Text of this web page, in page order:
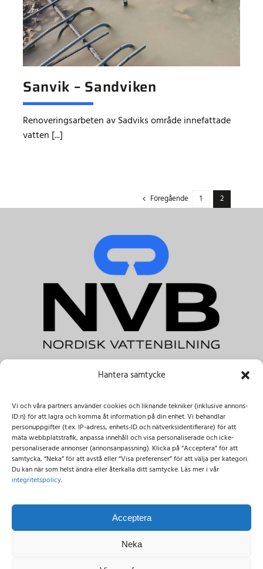
Hantera samtycke
Vi och våra partners använder cookies och liknande tekniker (inklusive annons-
ID:n) för att lagra och komma åt information på din enhet. Vi behandlar
personuppgifter (t.ex. IP-adress, enhets-ID och nätverksidentifierare) för att
mäta webbplatstrafik, anpassa innehåll och visa personaliserade och icke-
personaliserade annonser (annonsanpassning). Klicka på “Acceptera” för att
samtycka, “Neka” för att avstå eller “Visa preferenser” för att välja per kategori.
Du kan när som helst ändra eller återkalla ditt samtycke. Läs mer i vår
integritetspolicy.
Acceptera
Neka
Sanvik – Sandviken
Renoveringsarbeten av Sadviks område innefattade
vatten [...]
Föregående 1 2
NVB Nordisk Vattenbilning AB
E-post:info@nvbab.se
Besöksadress:
Dammliden 3,137 69 Österhaninge
Importgatan 12c, 422 46 Hisings-Backa
Till Linotol Group AB
Visselblåsning
Integritetspolicy